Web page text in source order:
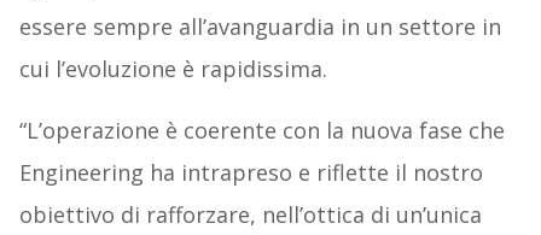
essere sempre all’avanguardia in un settore in
cui l’evoluzione è rapidissima.
“L’operazione è coerente con la nuova fase che
Engineering ha intrapreso e riflette il nostro
obiettivo di rafforzare, nell’ottica di un’unica